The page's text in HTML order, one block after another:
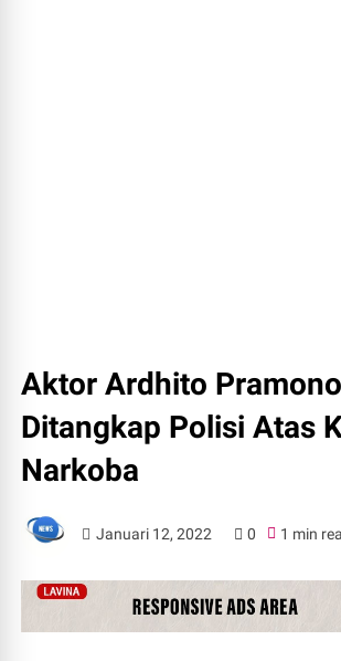
Aktor Ardhito Pramono
Ditangkap Polisi Atas
Narkoba
Januari 12, 2022 0 1 min